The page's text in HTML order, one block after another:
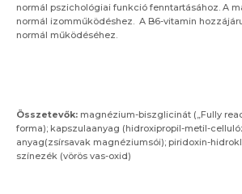
normál pszichológiai funkció fenntartásához. A
normál izomműködéshez. A B6-vitamin
normál működéséhez.
Összetevők: magnézium-biszglicinát („Fully
forma); kapszulaanyag (hidroxipropil-metil-
anyag(zsírsavak magnéziumsói); piridoxin-
színezék (vörös vas-oxid)